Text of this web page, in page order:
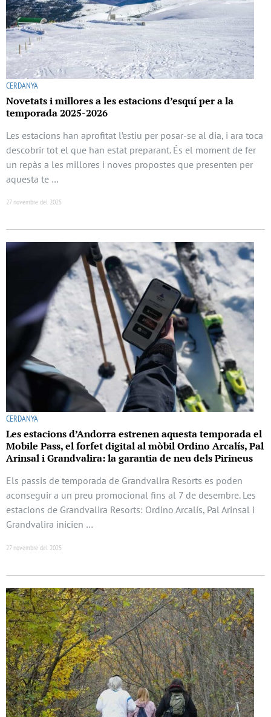
CERDANYA
Novetats i millores a les estacions d’esquí per a la
temporada 2025-2026
Les estacions han aprofitat l’estiu per posar-se al dia, i ara toca
descobrir tot el que han estat preparant. És el moment de fer
un repàs a les millores i noves propostes que presenten per
aquesta te …
27 novembre del 2025
CERDANYA
Les estacions d’Andorra estrenen aquesta temporada el
Mobile Pass, el forfet digital al mòbil Ordino Arcalís, Pal
Arinsal i Grandvalira: la garantia de neu dels Pirineus
Els passis de temporada de Grandvalira Resorts es poden
aconseguir a un preu promocional fins al 7 de desembre. Les
estacions de Grandvalira Resorts: Ordino Arcalís, Pal Arinsal i
Grandvalira inicien …
27 novembre del 2025